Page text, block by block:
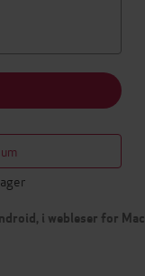
i webleser for